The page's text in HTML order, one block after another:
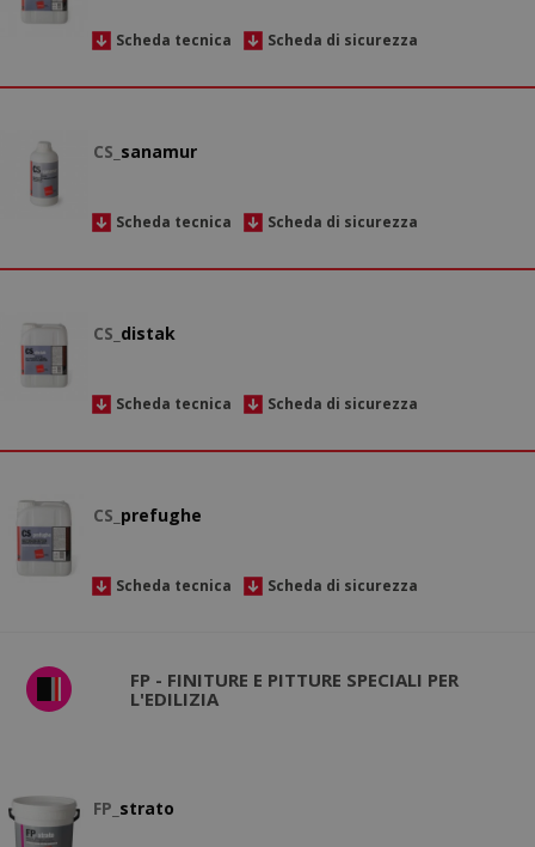
Scheda tecnica Scheda di sicurezza
CS_ sanamur
Scheda tecnica Scheda di sicurezza
CS_ distak
Scheda tecnica Scheda di sicurezza
CS_ prefughe
Scheda tecnica Scheda di sicurezza
FP - FINITURE E PITTURE SPECIALI PER
L'EDILIZIA
FP_ strato